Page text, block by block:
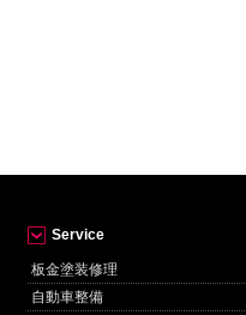
Service
板金塗装修理
自動車整備